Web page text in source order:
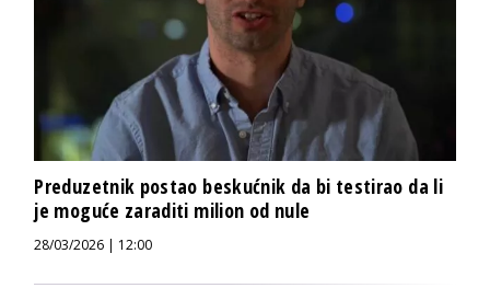
Preduzetnik postao beskućnik da bi testirao da li
je moguće zaraditi milion od nule
28/03/2026 | 12:00